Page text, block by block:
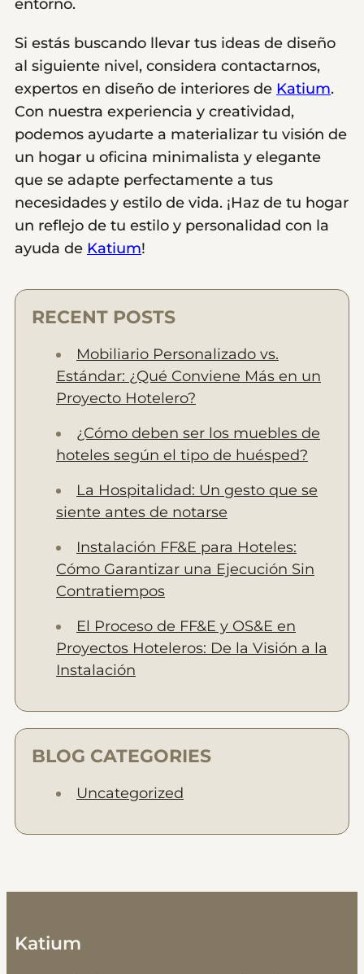
entorno.
Si estás buscando llevar tus ideas de diseño
al siguiente nivel, considera contactarnos,
expertos en diseño de interiores de Katium.
Con nuestra experiencia y creatividad,
podemos ayudarte a materializar tu visión de
un hogar u oficina minimalista y elegante
que se adapte perfectamente a tus
necesidades y estilo de vida. ¡Haz de tu hogar
un reflejo de tu estilo y personalidad con la
ayuda de Katium!
RECENT POSTS
Mobiliario Personalizado vs.
Estándar: ¿Qué Conviene Más en un
Proyecto Hotelero?
¿Cómo deben ser los muebles de
hoteles según el tipo de huésped?
La Hospitalidad: Un gesto que se
siente antes de notarse
Instalación FF&E para Hoteles:
Cómo Garantizar una Ejecución Sin
Contratiempos
El Proceso de FF&E y OS&E en
Proyectos Hoteleros: De la Visión a la
Instalación
BLOG CATEGORIES
Uncategorized
Katium